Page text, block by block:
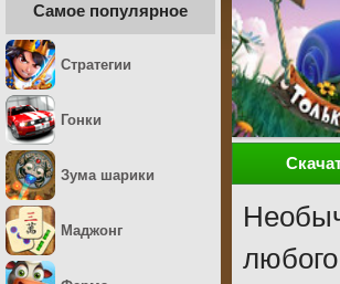
Самое популярное
Стратегии
Гонки
Зума шарики
Маджонг